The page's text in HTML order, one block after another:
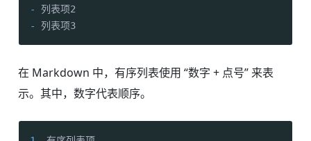
-
-
列表项3
在 Markdown 中，有序列表使用 “数字 + 点号” 来表
示。其中，数字代表顺序。